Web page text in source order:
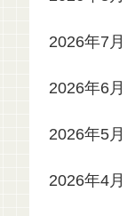
2026年7月
2026年6月
2026年5月
2026年4月